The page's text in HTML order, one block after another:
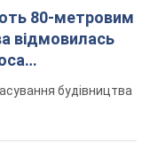
80-метровим
відмовилась
будівництва